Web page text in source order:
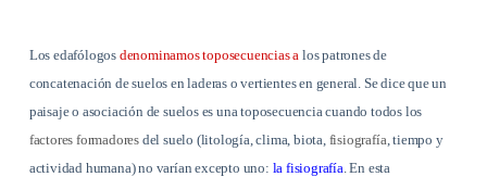
Los edafólogos denominamos toposecuencias a los patrones de
concatenación de suelos en laderas o vertientes en general. Se dice que un
paisaje o asociación de suelos es una toposecuencia cuando todos los
factores formadores del suelo (litología, clima, biota, fisiografía , tiempo y
actividad humana) no varían excepto uno: la fisiografía . En esta